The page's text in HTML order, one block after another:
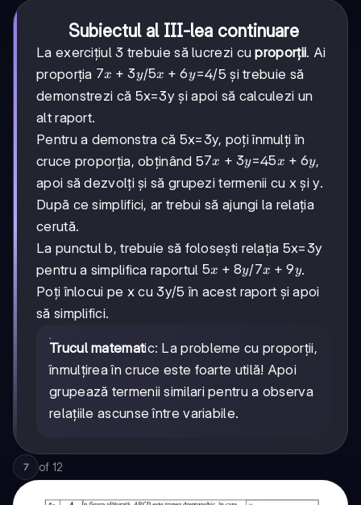
Subiectul al III-lea continuare
La exercițiul 3 trebuie să lucrezi cuproporții. Ai
proporția 7x+3y
7x + 3y/5x+6y
5x + 6y=4/5 și trebuie să
demonstrezi că 5x=3y și apoi să calculezi un
alt raport.
Pentru a demonstra că 5x=3y, poți înmulți în
cruce proporția, obținând 57x+3y
7x + 3y=45x+6y
5x + 6y,
apoi să dezvolți și să grupezi termenii cu x și y.
După ce simplifici, ar trebui să ajungi la relația
cerută.
La punctul b, trebuie să folosești relația 5x=3y
pentru a simplifica raportul 5x+8y
5x + 8y/7x+9y
7x + 9y.
Poți înlocui pe x cu 3y/5 în acest raport și apoi
să simplifici.
Trucul matematic: La probleme cu proporții,
înmulțirea în cruce este foarte utilă! Apoi
grupează termenii similari pentru a observa
relațiile ascunse între variabile.
7 of 12